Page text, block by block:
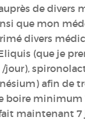
de divers
que mon
divers
(que je
/jour),
afin de
boire minimum
maintenant 7